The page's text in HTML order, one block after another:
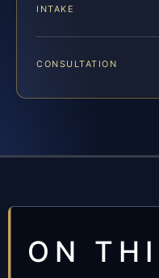
INTAKE
CONSULTATION
ON